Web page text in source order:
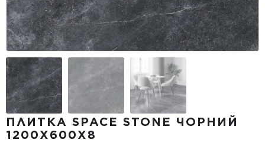
ПЛИТКА SPACE STONE ЧОРНИЙ
1200Х600Х8